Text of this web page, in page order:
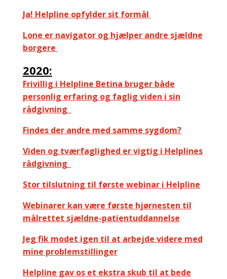
Ja! Helpline opfylder sit formål
Lone er navigator og hjælper andre sjældne
borgere
2020:
Frivillig i Helpline Betina bruger både
personlig erfaring og faglig viden i sin
rådgivning
Findes der andre med samme sygdom?
Viden og tværfaglighed er vigtig i Helplines
rådgivning
Stor tilslutning til første webinar i Helpline
Webinarer kan være første hjørnesten til
målrettet sjældne-patientuddannelse
Jeg fik modet igen til at arbejde videre med
mine problemstillinger
Helpline gav os et ekstra skub til at bede